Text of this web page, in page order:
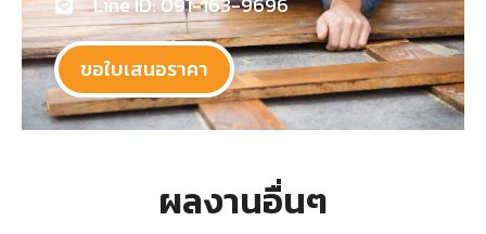
ขอใบเสนอราคา
ผลงานอื่นๆ